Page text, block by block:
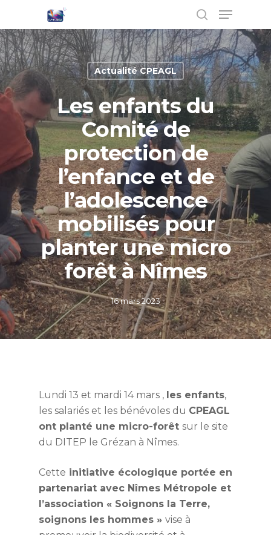
Hit enter to search or ESC to close
Actualité CPEAGL
Les enfants du
Comité de
protection de
l’enfance et de
l’adolescence
mobilisés pour
planter une micro
forêt à Nîmes
16 mars 2023
Lundi 13 et mardi 14 mars , les enfants,
les salariés et les bénévoles du CPEAGL
ont planté une micro-forêt sur le site
du DITEP le Grézan à Nîmes.
Cette initiative écologique portée en
partenariat avec Nîmes Métropole et
l’association « Soignons la Terre,
soignons les hommes » vise à